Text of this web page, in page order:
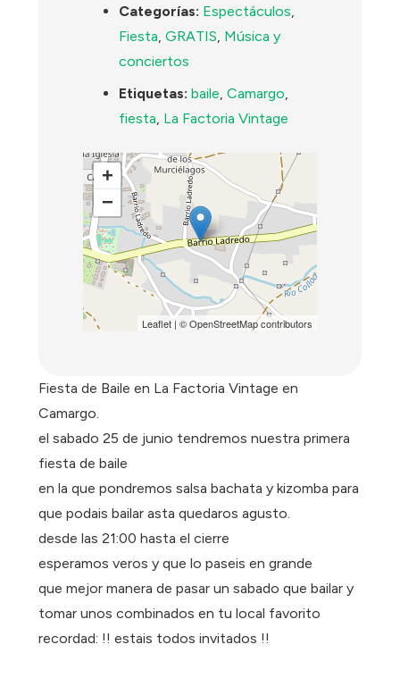
Categorías: Espectáculos
Fiesta ,GRATIS Música y
conciertos
Etiquetas: baile ,Camargo
fiesta La Factoria Vintage
+
−
Leaflet| ©OpenStreetMapcontributors
Fiesta de Baile en La Factoria Vintage en
Camargo.
el sabado 25 de junio tendremos nuestra primera
fiesta de baile
en la que pondremos salsa bachata y kizomba para
que podais bailar asta quedaros agusto.
desde las 21:00 hasta el cierre
esperamos veros y que lo paseis en grande
que mejor manera de pasar un sabado que bailar y
tomar unos combinados en tu local favorito
recordad: !! estais todos invitados !!